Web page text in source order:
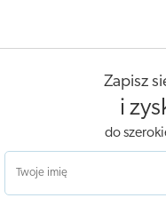
Zapisz
i
do